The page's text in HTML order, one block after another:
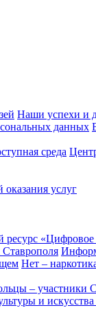
Наши успехи и
данных
среда
оказания услуг
ресурс «Цифровое
Нет –
– участники
и